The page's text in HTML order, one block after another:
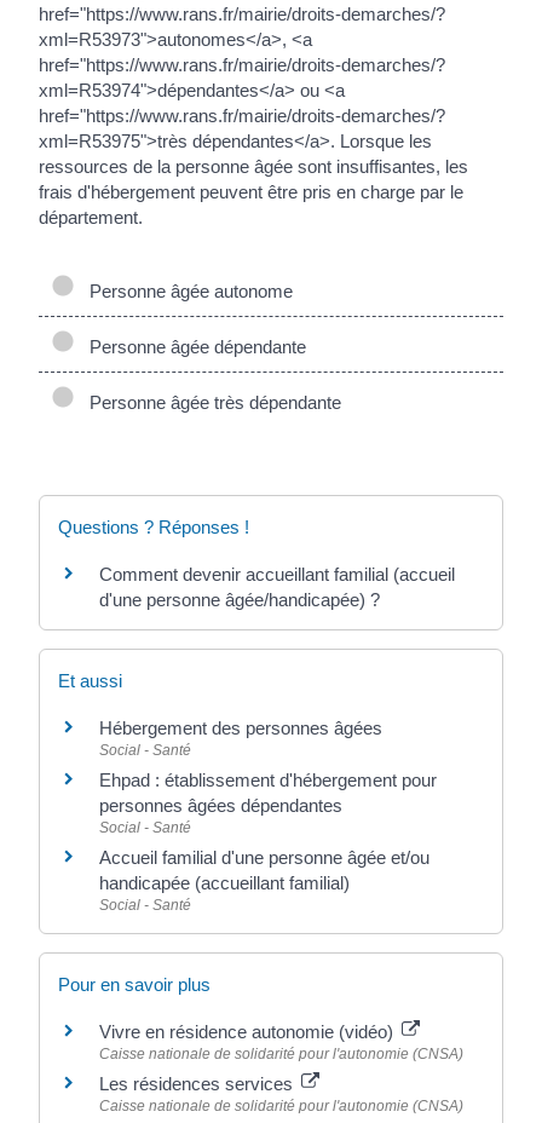
href="https://www.rans.fr/mairie/droits-demarches/?
xml=R53973">autonomes</a>, <a
href="https://www.rans.fr/mairie/droits-demarches/?
xml=R53974">dépendantes</a> ou <a
href="https://www.rans.fr/mairie/droits-demarches/?
xml=R53975">très dépendantes</a>. Lorsque les
ressources de la personne âgée sont insuffisantes, les
frais d'hébergement peuvent être pris en charge par le
département.
Personne âgée autonome
Personne âgée dépendante
Personne âgée très dépendante
Questions ? Réponses !
Comment devenir accueillant familial (accueil
d'une personne âgée/handicapée) ?
Et aussi
Hébergement des personnes âgées
Social - Santé
Ehpad : établissement d'hébergement pour
personnes âgées dépendantes
Social - Santé
Accueil familial d'une personne âgée et/ou
handicapée (accueillant familial)
Social - Santé
Pour en savoir plus
Vivre en résidence autonomie (vidéo)
Caisse nationale de solidarité pour l'autonomie (CNSA)
Les résidences services
Caisse nationale de solidarité pour l'autonomie (CNSA)